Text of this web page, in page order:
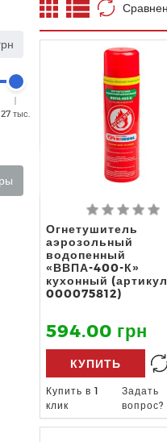
27 тыс.
Огнетушитель
аэрозольный
водопенный
«ВВПА-400-К»
кухонный
000075812)
594.00 грн
КУПИТЬ
Купить в 1
клик
Задать
вопрос?